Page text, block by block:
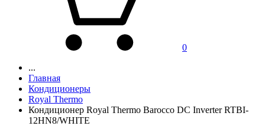
0
...
Главная
Кондиционеры
Royal Thermo
Кондиционер Royal Thermo Barocco DC Inverter RTBI-
12HN8/WHITE